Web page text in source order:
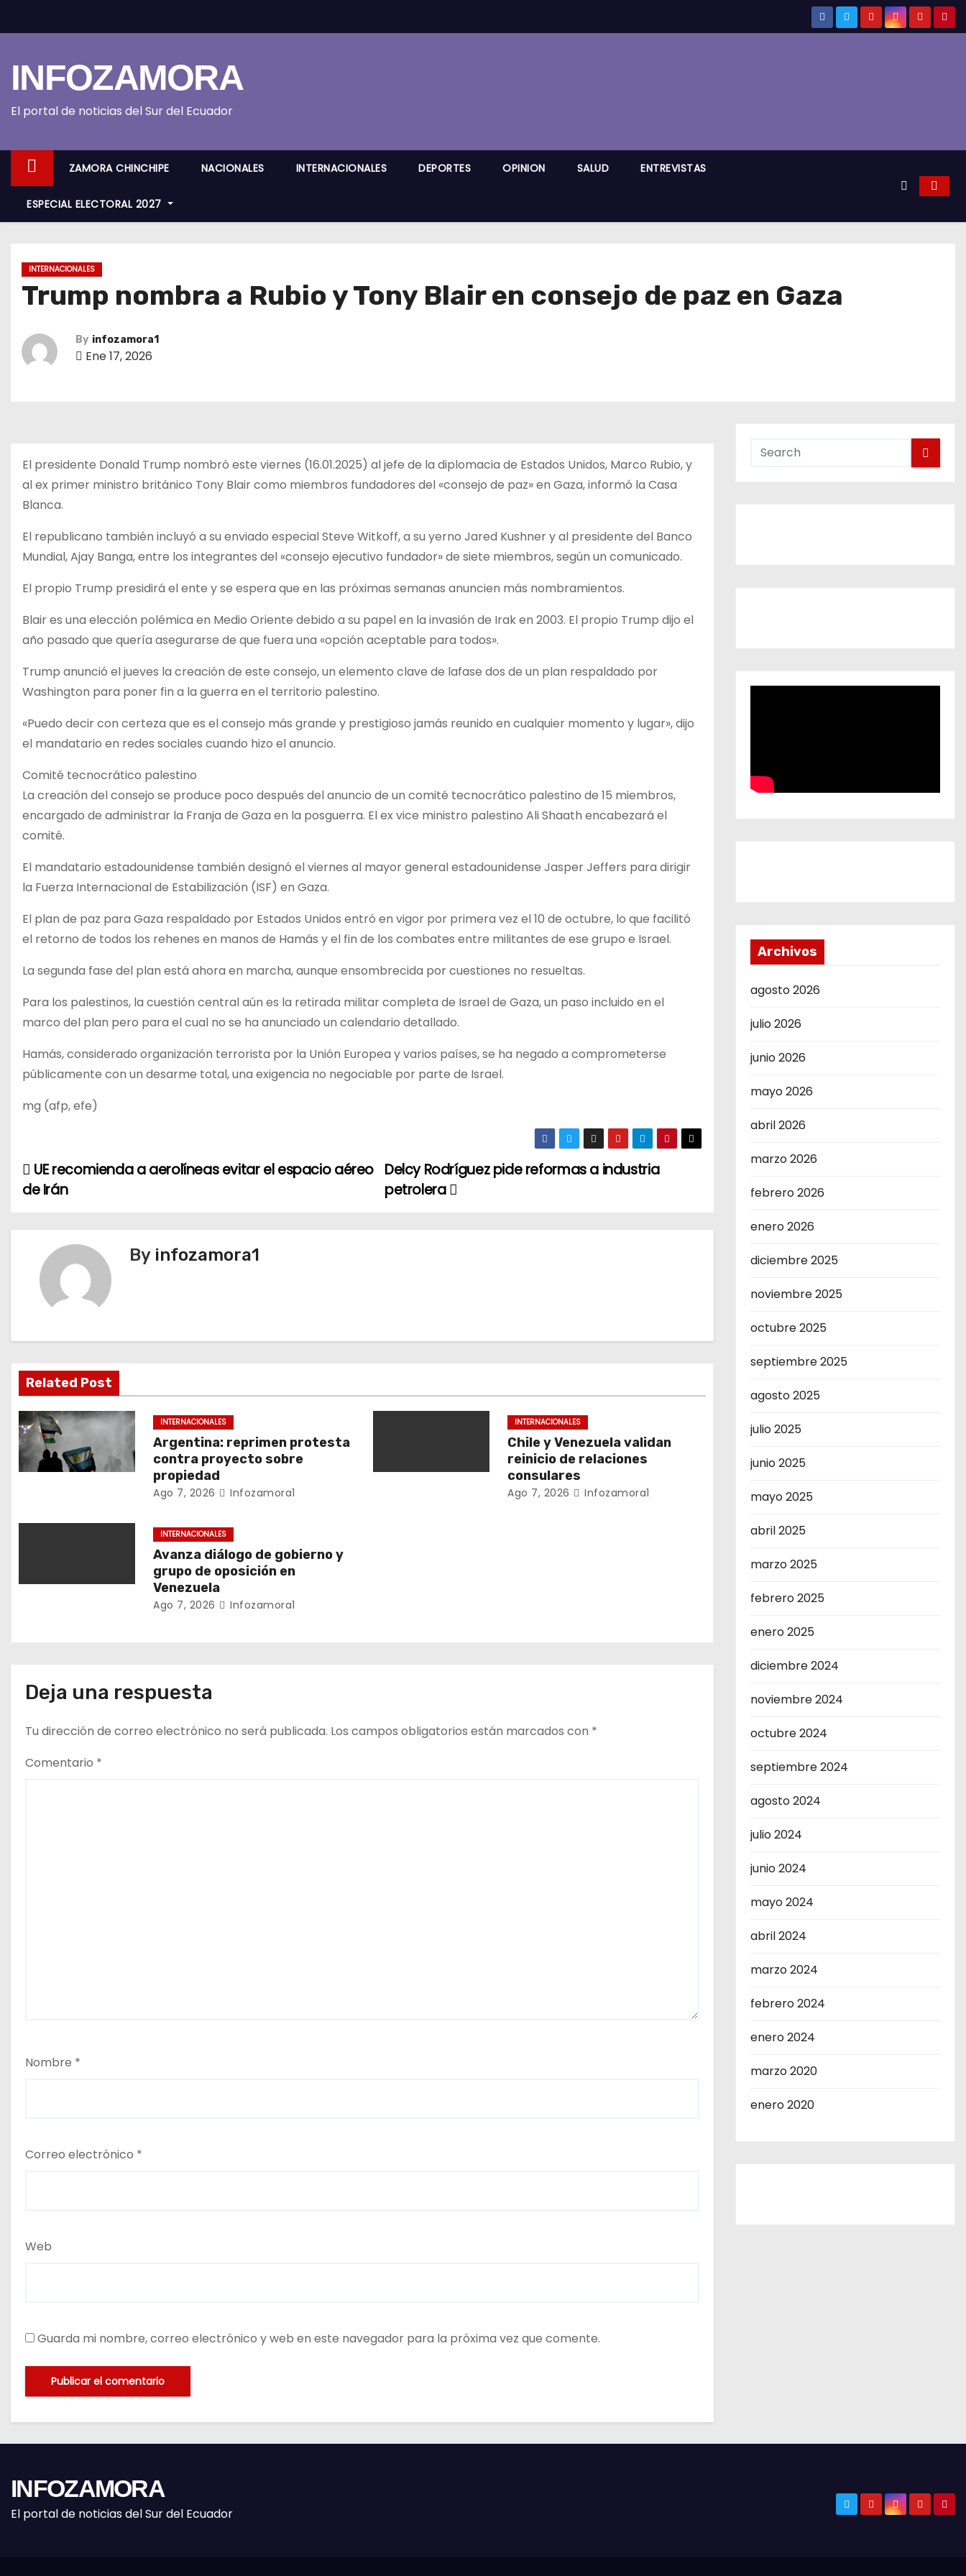
k
o
INFOZAMORA
El portal de noticias del Sur del Ecuador
ZAMORA CHINCHIPE NACIONALES INTERNACIONALES DEPORTES OPINION SALUD ENTREVISTAS
ESPECIAL ELECTORAL 2027
INTERNACIONALES
Trump nombra a Rubio y Tony Blair en consejo de paz en Gaza
By infozamora1
Ene 17, 2026
El presidente Donald Trump nombró este viernes (16.01.2025) al jefe de la diplomacia de Estados Unidos, Marco Rubio, y
al ex primer ministro británico Tony Blair como miembros fundadores del «consejo de paz» en Gaza, informó la Casa
Blanca.
El republicano también incluyó a su enviado especial Steve Witkoff, a su yerno Jared Kushner y al presidente del Banco
Mundial, Ajay Banga, entre los integrantes del «consejo ejecutivo fundador» de siete miembros, según un comunicado.
El propio Trump presidirá el ente y se espera que en las próximas semanas anuncien más nombramientos.
Blair es una elección polémica en Medio Oriente debido a su papel en la invasión de Irak en 2003. El propio Trump dijo el
año pasado que quería asegurarse de que fuera una «opción aceptable para todos».
Trump anunció el jueves la creación de este consejo, un elemento clave de lafase dos de un plan respaldado por
Washington para poner fin a la guerra en el territorio palestino.
«Puedo decir con certeza que es el consejo más grande y prestigioso jamás reunido en cualquier momento y lugar», dijo
el mandatario en redes sociales cuando hizo el anuncio.
Comité tecnocrático palestino
La creación del consejo se produce poco después del anuncio de un comité tecnocrático palestino de 15 miembros,
encargado de administrar la Franja de Gaza en la posguerra. El ex vice ministro palestino Ali Shaath encabezará el
comité.
El mandatario estadounidense también designó el viernes al mayor general estadounidense Jasper Jeffers para dirigir
la Fuerza Internacional de Estabilización (ISF) en Gaza.
El plan de paz para Gaza respaldado por Estados Unidos entró en vigor por primera vez el 10 de octubre, lo que facilitó
el retorno de todos los rehenes en manos de Hamás y el fin de los combates entre militantes de ese grupo e Israel.
La segunda fase del plan está ahora en marcha, aunque ensombrecida por cuestiones no resueltas.
Para los palestinos, la cuestión central aún es la retirada militar completa de Israel de Gaza, un paso incluido en el
marco del plan pero para el cual no se ha anunciado un calendario detallado.
Hamás, considerado organización terrorista por la Unión Europea y varios países, se ha negado a comprometerse
públicamente con un desarme total, una exigencia no negociable por parte de Israel.
mg (afp, efe)
N
v
i
ó
n
d
d
Delcy Rodríguez pide reformas a industria
petrolera
UE recomienda a aerolíneas evitar el espacio aéreo
de Irán
By infozamora1
Related Post
INTERNACIONALES
Argentina: reprimen protesta
contra proyecto sobre
propiedad
Ago 7, 2026 Infozamora1
INTERNACIONALES
Chile y Venezuela validan
reinicio de relaciones
consulares
Ago 7, 2026 Infozamora1
INTERNACIONALES
Avanza diálogo de gobierno y
grupo de oposición en
Venezuela
Ago 7, 2026 Infozamora1
Deja una respuesta
Tu dirección de correo electrónico no será publicada. Los campos obligatorios están marcados con *
Comentario *
Nombre *
Correo electrónico *
Web
Guarda mi nombre, correo electrónico y web en este navegador para la próxima vez que comente.
Archivos
agosto 2026
julio 2026
junio 2026
mayo 2026
abril 2026
marzo 2026
febrero 2026
enero 2026
diciembre 2025
noviembre 2025
octubre 2025
septiembre 2025
agosto 2025
julio 2025
junio 2025
mayo 2025
abril 2025
marzo 2025
febrero 2025
enero 2025
diciembre 2024
noviembre 2024
octubre 2024
septiembre 2024
agosto 2024
julio 2024
junio 2024
mayo 2024
abril 2024
marzo 2024
febrero 2024
enero 2024
marzo 2020
enero 2020
INFOZAMORA
El portal de noticias del Sur del Ecuador